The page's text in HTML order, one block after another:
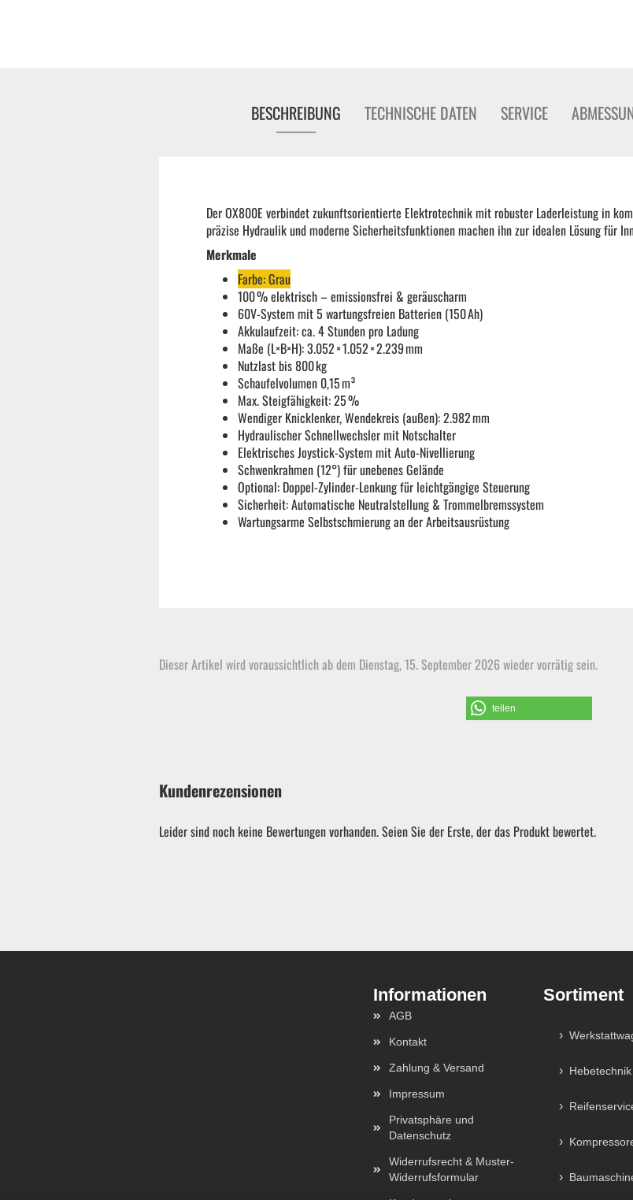
BESCHREIBUNG TECHNISCHE DATEN SERVICE
Der OX800E verbindet zukunftsorientierte Elektrotechnik mit robuster Laderleistung in
präzise Hydraulik und moderne Sicherheitsfunktionen machen ihn zur idealen Lösung für
Merkmale
Farbe: Grau
100 % elektrisch – emissionsfrei & geräuscharm
60V-System mit 5 wartungsfreien Batterien (150 Ah)
Akkulaufzeit: ca. 4 Stunden pro Ladung
Maße (L×B×H): 3.052 × 1.052 × 2.239 mm
Nutzlast bis 800 kg
Schaufelvolumen 0,15 m³
Max. Steigfähigkeit: 25 %
Wendiger Knicklenker, Wendekreis (außen): 2.982 mm
Hydraulischer Schnellwechsler mit Notschalter
Elektrisches Joystick-System mit Auto-Nivellierung
Schwenkrahmen (12°) für unebenes Gelände
Optional: Doppel-Zylinder-Lenkung für leichtgängige Steuerung
Sicherheit: Automatische Neutralstellung & Trommelbremssystem
Wartungsarme Selbstschmierung an der Arbeitsausrüstung
Dieser Artikel wird voraussichtlich ab dem Dienstag, 15. September 2026 wieder vorrätig sein.
teilen
Kundenrezensionen
Leider sind noch keine Bewertungen vorhanden. Seien Sie der Erste, der das Produkt bewertet.
AGB
Kontakt
Zahlung & Versand
Impressum
Privatsphäre und
Datenschutz
Widerrufsrecht & Muster-
Widerrufsformular
Sortiment
Hebetechnik